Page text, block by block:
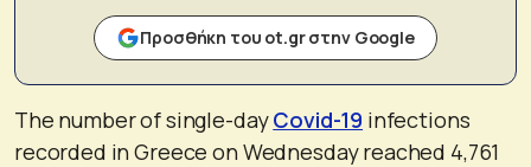
Προσθήκη του ot.gr στην Google
The number of single-dayCovid-19 infections
recorded in Greece on Wednesday reached 4,761